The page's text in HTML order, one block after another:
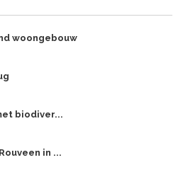
woongebouw
biodiver...
in ...